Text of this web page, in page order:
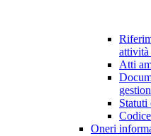
attività
Atti
Statuti
Oneri